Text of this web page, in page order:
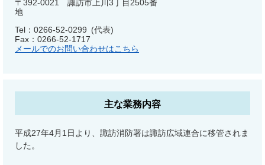
〒392-0021 諏訪市上川3丁目2505番
地
Tel：0266-52-0299
代表
Fax：0266-52-1717
メールでのお問い合わせはこちら
主な業務内容
平成27年4月1日より、諏訪消防署は諏訪広域連合に移管されま
した。